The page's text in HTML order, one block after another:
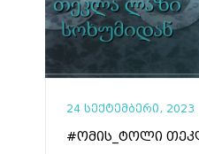
24 სექტემბერი, 2023
#ომის_ტოლი